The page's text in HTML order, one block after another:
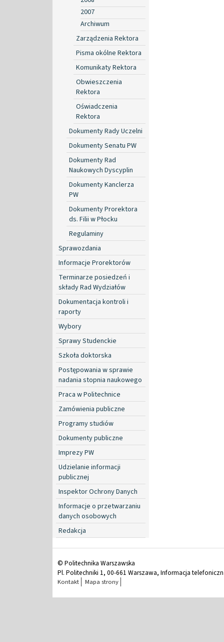
2007
Archiwum
Zarządzenia Rektora
Pisma okólne Rektora
Komunikaty Rektora
Obwieszczenia
Rektora
Oświadczenia
Rektora
Dokumenty Rady Uczelni
Dokumenty Senatu PW
Dokumenty Rad
Naukowych Dyscyplin
Dokumenty Kanclerza
PW
Dokumenty Prorektora
ds. Filii w Płocku
Regulaminy
Sprawozdania
Informacje Prorektorów
Terminarze posiedzeń i
składy Rad Wydziałów
Dokumentacja kontroli i
raporty
Wybory
Sprawy Studenckie
Szkoła doktorska
Postępowania w sprawie
nadania stopnia naukowego
Praca w Politechnice
Zamówienia publiczne
Programy studiów
Dokumenty publiczne
Imprezy PW
Udzielanie informacji
publicznej
Inspektor Ochrony Danych
Informacje o przetwarzaniu
danych osobowych
Redakcja
© Politechnika Warszawska
Pl. Politechniki 1, 00-661 Warszawa, Informacja
Kontakt Mapa strony